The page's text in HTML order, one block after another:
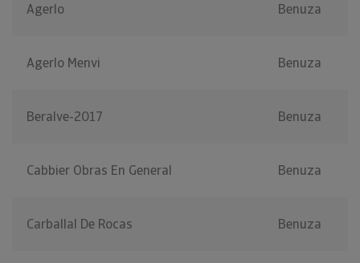
Agerlo Benuza
Agerlo Menvi Benuza
Beralve-2017 Benuza
Cabbier Obras En General Benuza
Carballal De Rocas Benuza